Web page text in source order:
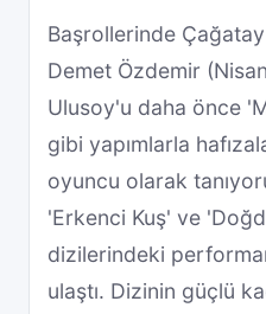
Başrollerinde
Demet Özdemir
Ulusoy'u daha önce
gibi yapımlarla
oyuncu olarak
'Erkenci Kuş' ve
dizilerindeki
ulaştı. Dizinin güçlü